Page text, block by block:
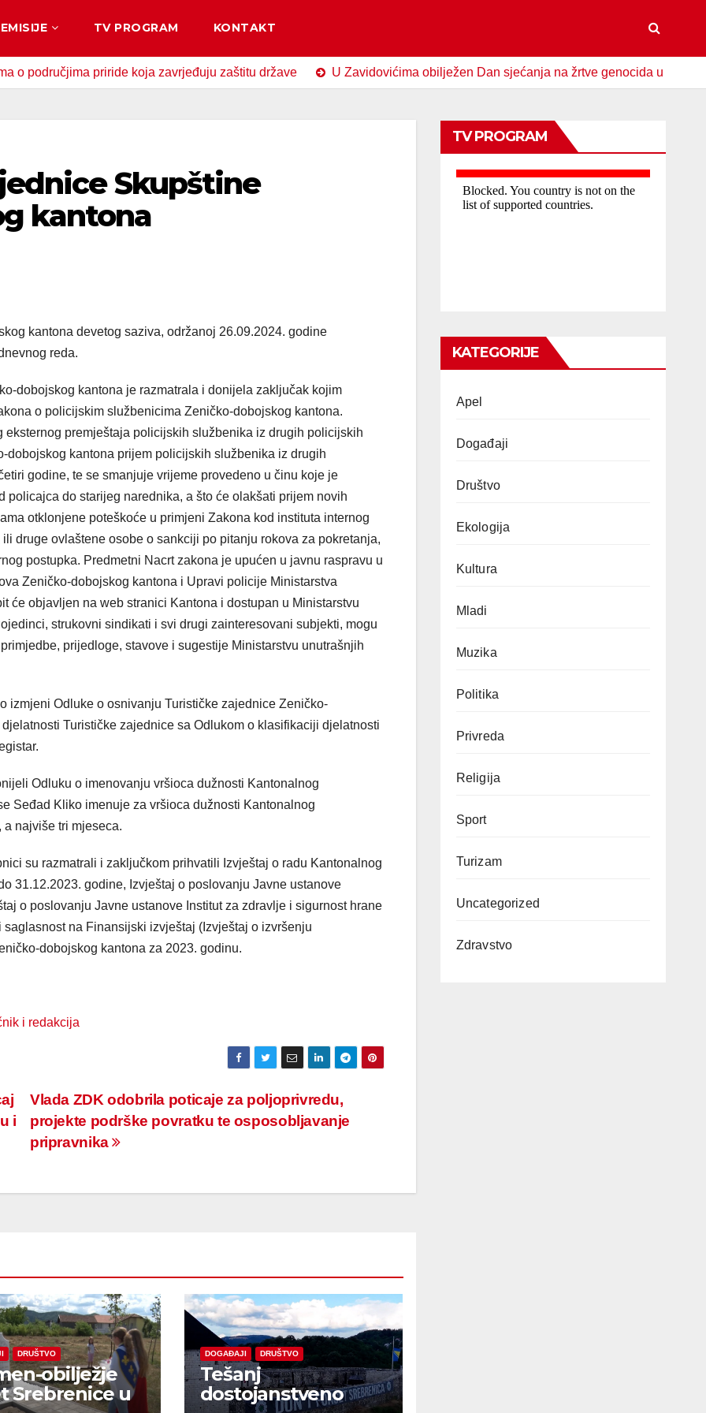
EMISIJE TV PROGRAM KONTAKT
priride koja zavrjeđuju zaštitu države U Zavidovićima obilježen Dan sjećanja na žrtve genocida u Srebrenici
Skupštine
kantona
kantona devetog saziva, održanoj 26.09.2024. godine
reda.
dobojskog kantona je razmatrala i donijela zaključak kojim
o policijskim službenicima Zeničko-dobojskog kantona.
eksternog premještaja policijskih službenika iz drugih policijskih
kantona prijem policijskih službenika iz drugih
godine, te se smanjuje vrijeme provedeno u činu koje je
policajca do starijeg narednika, a što će olakšati prijem novih
otklonjene poteškoće u primjeni Zakona kod instituta internog
druge ovlaštene osobe o sankciji po pitanju rokova za pokretanja,
postupka. Predmetni Nacrt zakona je upućen u javnu raspravu u
Zeničko-dobojskog kantona i Upravi policije Ministarstva
će objavljen na web stranici Kantona i dostupan u Ministarstvu
strukovni sindikati i svi drugi zainteresovani subjekti, mogu
prijedloge, stavove i sugestije Ministarstvu unutrašnjih
izmjeni Odluke o osnivanju Turističke zajednice Zeničko-
Turističke zajednice sa Odlukom o klasifikaciji djelatnosti
Odluku o imenovanju vršioca dužnosti Kantonalnog
Seđad Kliko imenuje za vršioca dužnosti Kantonalnog
najviše tri mjeseca.
su razmatrali i zaključkom prihvatili Izvještaj o radu Kantonalnog
31.12.2023. godine, Izvještaj o poslovanju Javne ustanove
o poslovanju Javne ustanove Institut za zdravlje i sigurnost hrane
na Finansijski izvještaj (Izvještaj o izvršenju
dobojskog kantona za 2023. godinu.
Vlada ZDK odobrila poticaje za poljoprivredu,
projekte podrške povratku te osposobljavanje
pripravnika
i
DRUŠTVO
obilježje
Srebrenice u
DOGAĐAJI DRUŠTVO
Tešanj
dostojanstveno
TV PROGRAM
KATEGORIJE
Apel
Događaji
Društvo
Ekologija
Kultura
Mladi
Muzika
Politika
Privreda
Religija
Sport
Turizam
Uncategorized
Zdravstvo